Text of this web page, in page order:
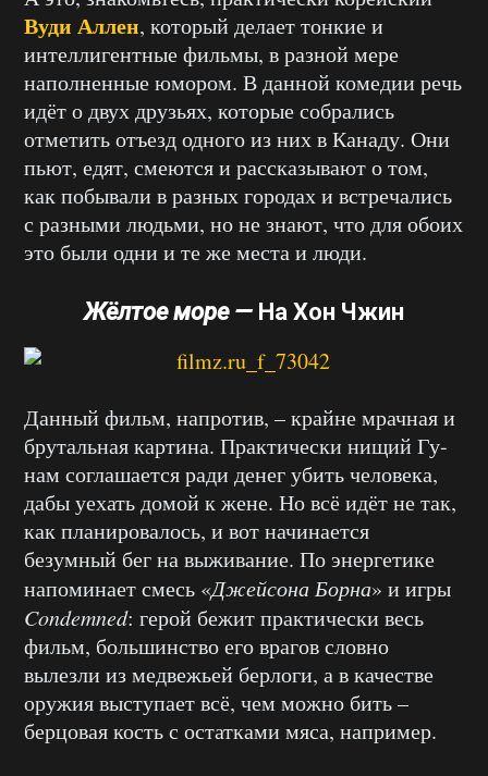
Вуди Аллен, который делает тонкие и
интеллигентные фильмы, в разной мере
наполненные юмором. В данной комедии речь
идёт о двух друзьях, которые собрались
отметить отъезд одного из них в Канаду. Они
пьют, едят, смеются и рассказывают о том,
как побывали в разных городах и встречались
с разными людьми, но не знают, что для обоих
это были одни и те же места и люди.
Жёлтое море — На Хон Чжин
Данный фильм, напротив, – крайне мрачная и
брутальная картина. Практически нищий Гу-
нам соглашается ради денег убить человека,
дабы уехать домой к жене. Но всё идёт не так,
как планировалось, и вот начинается
безумный бег на выживание. По энергетике
напоминает смесь «Джейсона Борна» и игры
Condemned: герой бежит практически весь
фильм, большинство его врагов словно
вылезли из медвежьей берлоги, а в качестве
оружия выступает всё, чем можно бить –
берцовая кость с остатками мяса, например.